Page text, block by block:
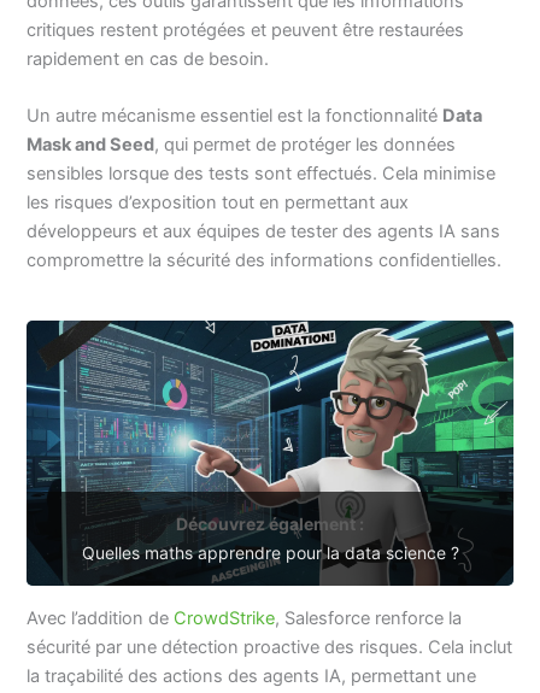
critiques restent protégées et peuvent être restaurées
rapidement en cas de besoin.
Un autre mécanisme essentiel est la fonctionnalité Data
Mask and Seed, qui permet de protéger les données
sensibles lorsque des tests sont effectués. Cela minimise
les risques d’exposition tout en permettant aux
développeurs et aux équipes de tester des agents IA sans
compromettre la sécurité des informations confidentielles.
Découvrez également :
Quelles maths apprendre pour la data science ?
Avec l’addition de CrowdStrike, Salesforce renforce la
sécurité par une détection proactive des risques. Cela inclut
la traçabilité des actions des agents IA, permettant une